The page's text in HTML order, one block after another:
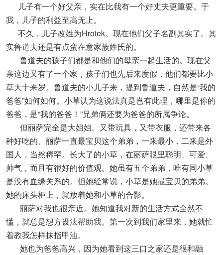
儿子有一个好父亲，实在比我有一个好丈夫更重要。于
我，儿子的利益至高无上。
不久，儿子改姓为Hrotek。现在他们父子名副其实了。其
实鲁道夫还是有点蛮在意家族姓氏的。
鲁道夫的孩子们都是和他们的母亲一起生活的。现在父
亲这边又有了一个家，孩子们也先后来度假，他们都要比小
草大十来岁。鲁道夫的小儿子来，提到鲁道夫，自然是“我的
爸爸”如何如何。小草认为这说法真是岂有此理，哪里是你的
爸爸，是“我的爸爸！”兄弟俩还要为爸爸的所属争论。
但丽萨完全是大姐姐。又带玩具，又带衣服，还带来各
种好吃的。丽萨一直最宝贝这个弟弟，一来最小，二来是外
国人，当然稀罕。长大了的小草，在丽萨眼里聪明、可爱、
帅气，而且有很好的价值观。她虽有五个弟弟，唯有同小草
是没有血缘关系的。但她经常说，小草是她最宝贝的弟弟。
她的床头柜上，就放着她和小草的合影。
丽萨对我也很亲近。她知道我对新的生活方式全然不
懂，就总是想方设法帮助我。第一次到我们家里来，她就忙
着教我怎样抹指甲油。
她也为爸爸高兴，因为她看到这三口之家还是很和融